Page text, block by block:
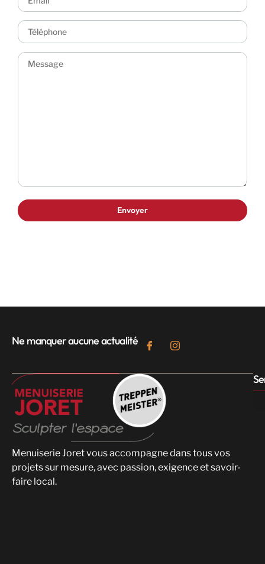
Ne manquer aucune actualité
Menuiserie Joret vous accompagne dans tous vos
projets sur mesure, avec passion, exigence et savoir-
faire local.